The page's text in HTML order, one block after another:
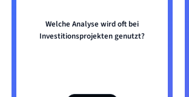
Welche Analyse wird oft bei
Investitionsprojekten genutzt?